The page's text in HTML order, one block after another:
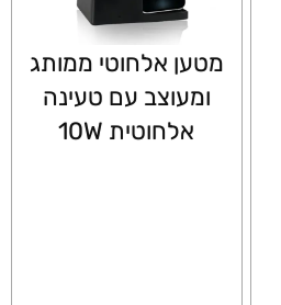
מטען אלחוטי ממותג
ומעוצב עם טעינה
אלחוטית 10W